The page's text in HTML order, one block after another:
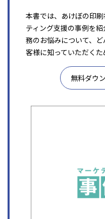
本書では、あけぼの印
ティング支援の事例を
務のお悩みについて、
客様に知っていただくた
無料ダウ